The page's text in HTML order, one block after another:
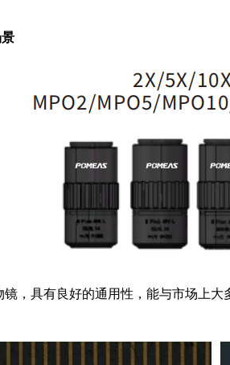
，具有良好的通用性，能与市场上